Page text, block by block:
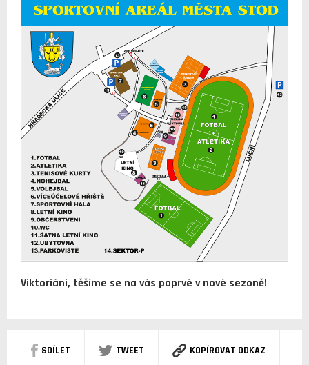
Viktoriáni, těšíme se na vás poprvé v nové sezoně!
SDÍLET TWEET KOPÍROVAT ODKAZ